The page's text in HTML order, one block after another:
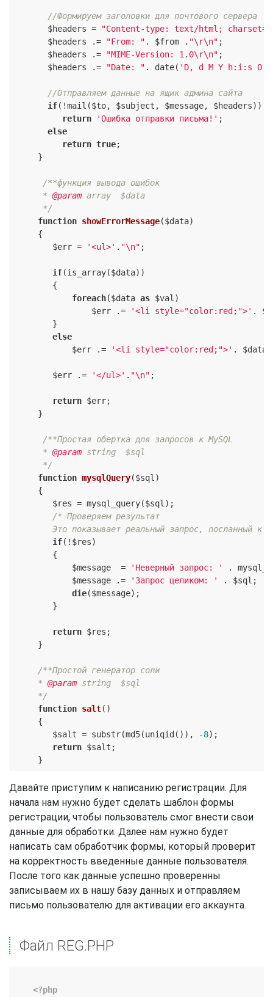
//Формируем заголовки для почтового сервера
       $headers =
"Content-type: text/html;
       $headers .=
"From: " . $from . "\r\n" ;
       $headers .=
"MIME-Version: 1.0\r\n" ;
       $headers .=
"Date: " . date( 'D, d M Y h:i:s O'
//Отправляем данные на ящик админа сайта
if(!mail($to, $subject, $message, $headers))
return
'Ошибка отправки письма!' ;
else
return true;
     }
/**функция вывода ошибок
      *
@param array  $data
      */
function showErrorMessage($data)
{
        $err =
'<ul>' . "\n" ;
if(is_array($data))
        {
foreach($data as $val)
                $err .=
'<li style="color:red;">' .
        }
else
            $err .=
'<li style="color:red;">' . $data
        $err .=
'</ul>' . "\n" ;
return $err;
     }
/**Простая обертка для запросов к MySQL
      *
@param string  $sql
      */
function mysqlQuery($sql)
{
        $res = mysql_query($sql);
/* Проверяем результат
Это показывает реальный запрос, посланный к
if(!$res)
        {
            $message  =
'Неверный запрос: '
.
            $message .=
'Запрос целиком: '
. $sql;
die($message);
        }
return $res;
     }
/**Простой генератор соли
     *
@param string  $sql
     */
function salt()
{
        $salt = substr(md5(uniqid()),
-8);
return $salt;
Давайте приступим к написанию регистрации. Для
начала нам нужно будет сделать шаблон формы
регистрации, чтобы пользователь смог внести свои
данные для обработки. Далее нам нужно будет
написать сам обработчик формы, который проверит
на корректность введенные данные пользователя.
После того как данные успешно проверенны
записываем их в нашу базу данных и отправляем
письмо пользователю для активации его аккаунта.
Файл REG.PHP
<?php